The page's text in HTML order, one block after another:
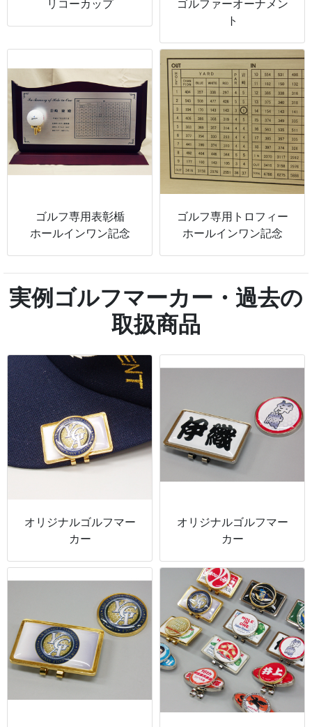
リコーカップ
ゴルファーオーナメン
ト
ゴルフ専用表彰楯
ホールインワン記念
ゴルフ専用トロフィー
ホールインワン記念
実例ゴルフマーカー・過去の
取扱商品
オリジナルゴルフマー
カー
オリジナルゴルフマー
カー